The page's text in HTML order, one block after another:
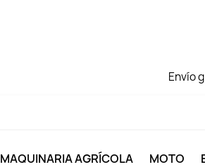
Envío
MAQUINARIA AGRÍCOLA MOTO